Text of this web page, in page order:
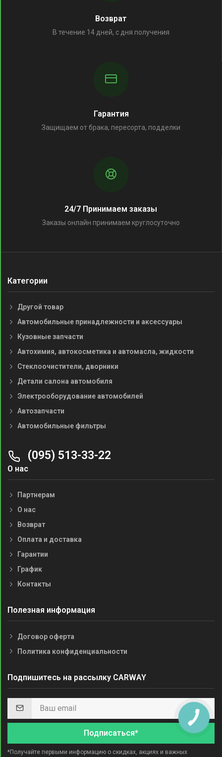
Возврат
В течение 14 дней, с дня получения
Гарантия
Защищаем от брака, пересорта, подделки
24/7 Принимаем заказы
Заказы онлайн принимаем круглосуточно
Категории
Другой товар
Автомобильные принадлежности и аксессуары
Кузовные запчасти
Автохимия, автокосметика и автомасла, жидкости
Стеклоочистители, дворники
Детали салона автомобиля
Электрооборудование автомобилей
Автозапчасти
Автомобильные фильтры
(095) 513-33-22
О нас
Партнерам
О нас
Возврат
Оплата и доставка
Гарантии
График
Контакты
Полезная информация
Договор оферта
Политика конфиденциальности
Подпишитесь на рассылку CARWAY
Подписаться*
*Получайте первыми информацию о скидках, акциях и важных